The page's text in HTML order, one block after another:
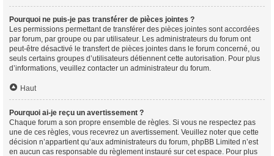
Pourquoi ne puis-je pas transférer de pièces jointes ?
Les permissions permettant de transférer des pièces jointes sont accordées
par forum, par groupe ou par utilisateur. Les administrateurs du forum ont
peut-être désactivé le transfert de pièces jointes dans le forum concerné, ou
seuls certains groupes d’utilisateurs détiennent cette autorisation. Pour plus
d’informations, veuillez contacter un administrateur du forum.
Haut
Pourquoi ai-je reçu un avertissement ?
Chaque forum a son propre ensemble de règles. Si vous ne respectez pas
une de ces règles, vous recevrez un avertissement. Veuillez noter que cette
décision n’appartient qu’aux administrateurs du forum, phpBB Limited n’est
en aucun cas responsable du règlement instauré sur cet espace. Pour plus